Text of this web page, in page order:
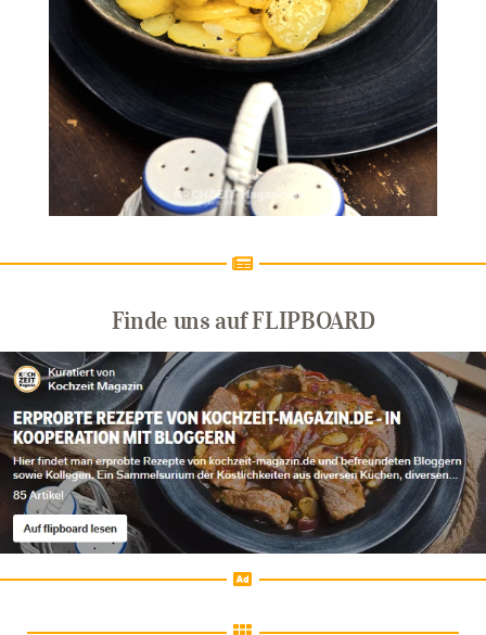
Finde uns auf FLIPBOARD